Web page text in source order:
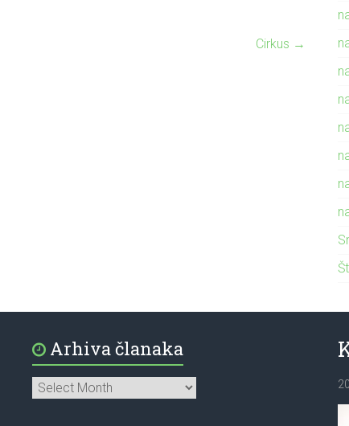
Cirkus →
Arhiva članaka